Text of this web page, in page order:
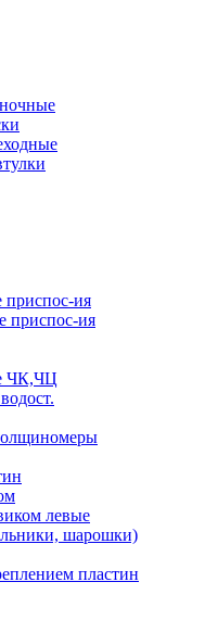
ия
приспос-ия
ЧК,ЧЦ
левые
шарошки)
пластин